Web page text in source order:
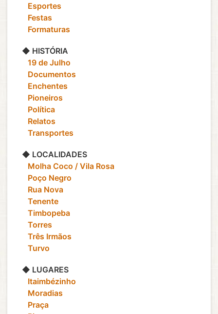
‎ ‎ ‎ Esportes
‎ ‎ ‎ Festas
‎ ‎ ‎ Formaturas
◆ HISTÓRIA
‎ ‎ ‎ 19 de Julho
‎ ‎ ‎ Documentos
‎ ‎ ‎ Enchentes
‎ ‎ ‎ Pioneiros
‎ ‎ ‎ Política
‎ ‎ ‎ Relatos
‎ ‎ ‎ Transportes
◆ LOCALIDADES
‎ ‎ ‎ Molha Coco / Vila Rosa
‎ ‎ ‎ Poço Negro
‎ ‎ ‎ Rua Nova
‎ ‎ ‎ Tenente
‎ ‎ ‎ Timbopeba
‎ ‎ ‎ Torres
‎ ‎ ‎ Três Irmãos
‎ ‎ ‎ Turvo
◆ LUGARES
‎ ‎ ‎ Itaimbézinho
‎ ‎ ‎ Moradias
‎ ‎ ‎ Praça